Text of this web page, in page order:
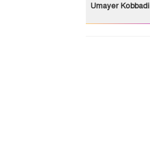
Umayer Kobbadi